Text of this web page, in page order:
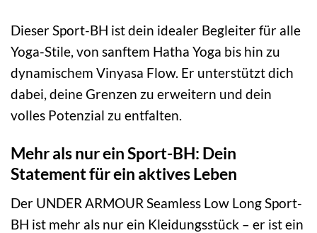
Dieser Sport-BH ist dein idealer Begleiter für alle
Yoga-Stile, von sanftem Hatha Yoga bis hin zu
dynamischem Vinyasa Flow. Er unterstützt dich
dabei, deine Grenzen zu erweitern und dein
volles Potenzial zu entfalten.
Mehr als nur ein Sport-BH: Dein
Statement für ein aktives Leben
Der UNDER ARMOUR Seamless Low Long Sport-
BH ist mehr als nur ein Kleidungsstück – er ist ein